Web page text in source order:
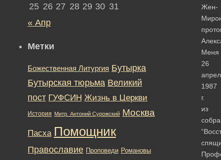
Жен-
Меня
26
1987
г.
из
25 26 27 28 29 30 31
« Апр
Метки
Божественная Литургия Бутырка
Бутырская тюрьма Великий
пост ГУФСИН Жизнь в Церкви
История Митр. Антоний Сурожский Москва
Пасха Помощник
Православие Проповеди Романовы